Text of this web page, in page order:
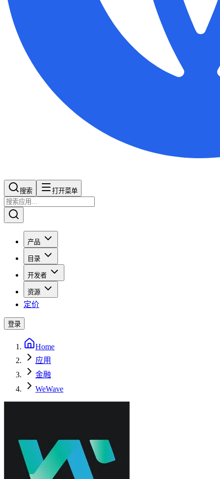
搜索​​​​ 打开菜单
产品
目录
开发者
资源
定价
登录
Home
应用
金融
WeWave